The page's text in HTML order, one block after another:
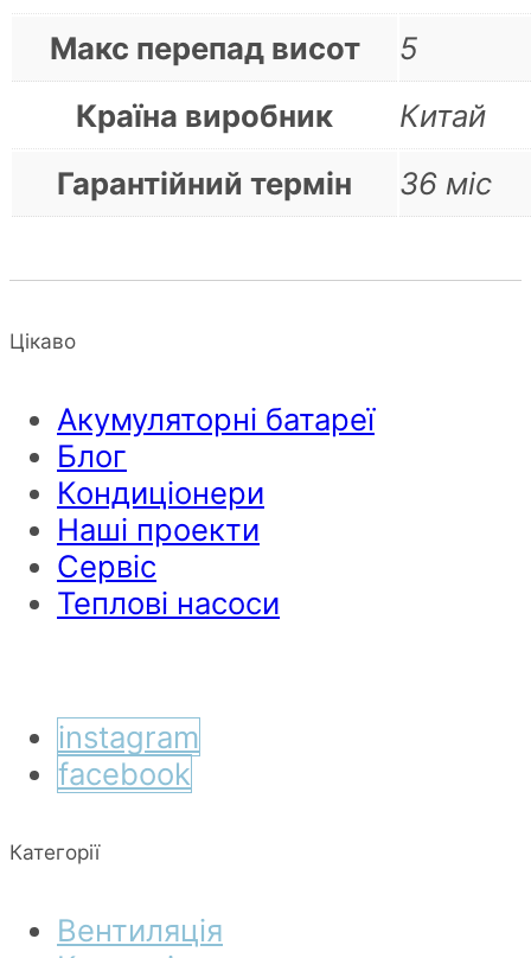
Макс перепад висот
5
Країна виробник
Китай
Гарантійний термін
36 міс
Цікаво
Акумуляторні батареї
Блог
Кондиціонери
Наші проекти
Сервіс
Теплові насоси
instagram
facebook
Категорії
Вентиляція